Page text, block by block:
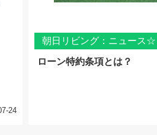
24
朝日リビング：ニュース☆
ローン特約条項とは？